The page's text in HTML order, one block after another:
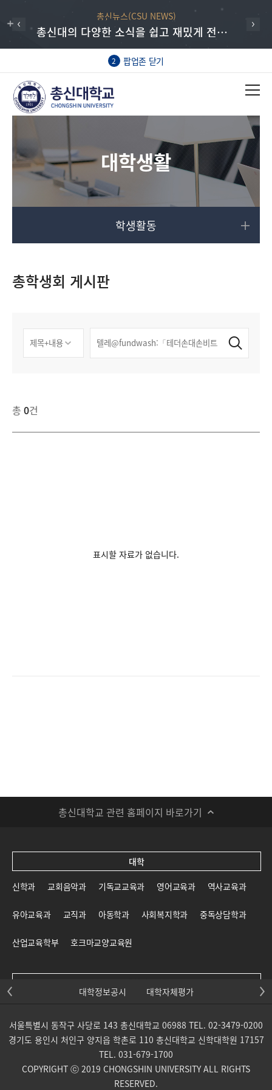
총신뉴스(CSU NEWS)
총신대의 다양한 소식을 쉽고 재밌게 전하는 총신뉴스
2 팝업존 닫기
대학생활
학생활동
총학생회 게시판
총 0건
표시할 자료가 없습니다.
총신대학교 관련 홈페이지 바로가기
대학
신학과 교회음악과 기독교교육과 영어교육과 역사교육과
유아교육과 교직과 아동학과 사회복지학과 중독상담학과
산업교육학부 호크마교양교육원
목회신학전문대학원 사회복지대학원 상담대학원
교회음악대학원 통일개발대학원 산업교육학부 대학원
대학정보공시 대학자체평가
서울특별시 동작구 사당로 143 총신대학교 06988 TEL. 02-3479-0200
경기도 용인시 처인구 양지읍 학촌로 110 총신대학교 신학대학원 17157
TEL. 031-679-1700
COPYRIGHT ⓒ 2019 CHONGSHIN UNIVERSITY ALL RIGHTS
RESERVED.